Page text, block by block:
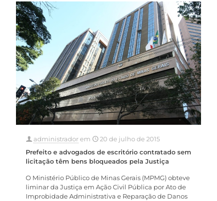
administradorem
20 de julho de 2015
Prefeito e advogados de escritório contratado sem
licitação têm bens bloqueados pela Justiça
O Ministério Público de Minas Gerais (MPMG) obteve
liminar da Justiça em Ação Civil Pública por Ato de
Improbidade Administrativa e Reparação de Danos